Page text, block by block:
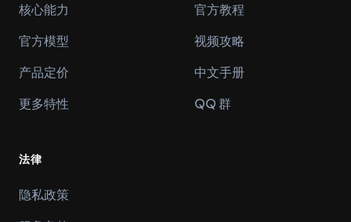
核心能力
官方模型
产品定价
更多特性
官方教程
视频攻略
中文手册
QQ 群
法律
隐私政策